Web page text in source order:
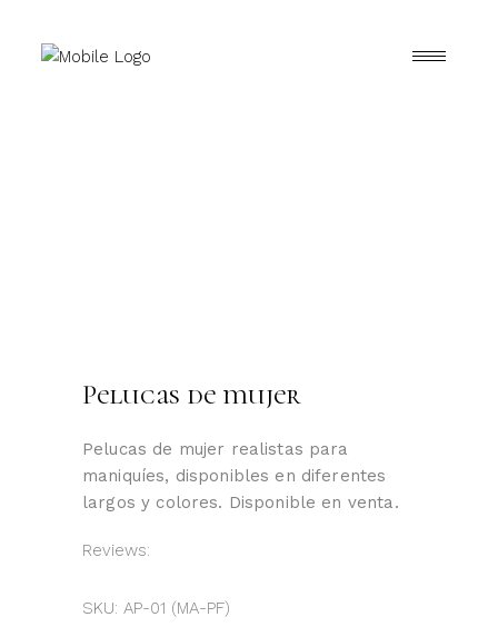
Pelucas de mujer
Pelucas de mujer realistas para
maniquíes, disponibles en diferentes
largos y colores. Disponible en venta.
Reviews:
SKU: AP-01 (MA-PF)